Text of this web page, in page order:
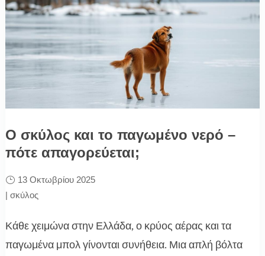
Ο σκύλος και το παγωμένο νερό –
πότε απαγορεύεται;
13 Οκτωβρίου 2025
| σκύλος
Κάθε χειμώνα στην Ελλάδα, ο κρύος αέρας και τα
παγωμένα μπολ γίνονται συνήθεια. Μια απλή βόλτα